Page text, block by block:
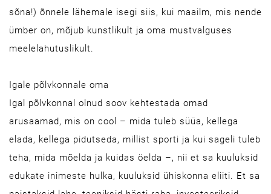
sõna!) õnnele lähemale isegi siis, kui maailm, mis nende
ümber on, mõjub kunstlikult ja oma mustvalguses
meelelahutuslikult.
Igale põlvkonnale oma
Igal põlvkonnal olnud soov kehtestada omad
arusaamad, mis on cool – mida tuleb süüa, kellega
elada, kellega pidutseda, millist sporti ja kui sageli tuleb
teha, mida mõelda ja kuidas öelda –, nii et sa kuuluksid
edukate inimeste hulka, kuuluksid ühiskonna eliiti. Et sa